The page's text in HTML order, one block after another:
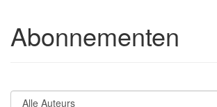
Abonnementen